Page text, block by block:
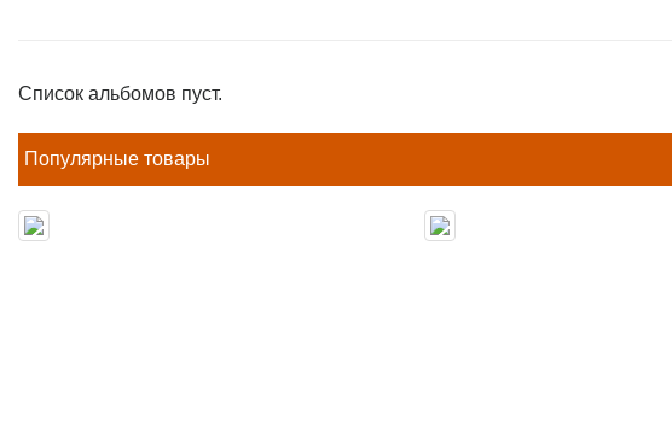
Список альбомов пуст.
Популярные товары